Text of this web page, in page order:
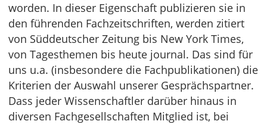
worden. In dieser Eigenschaft publizieren sie in
den führenden Fachzeitschriften, werden zitiert
von Süddeutscher Zeitung bis New York Times,
von Tagesthemen bis heute journal. Das sind für
uns u.a. (insbesondere die Fachpublikationen) die
Kriterien der Auswahl unserer Gesprächspartner.
Dass jeder Wissenschaftler darüber hinaus in
diversen Fachgesellschaften Mitglied ist, bei